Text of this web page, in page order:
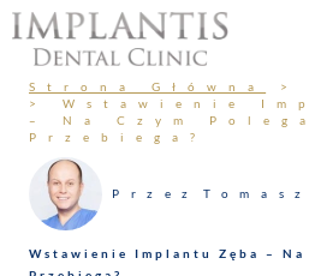
Przejdź
do
treści
Strona Główna >
>Wstawienie
– Na Czym
Przebiega?
Przez
Wstawienie Implantu Zęba – Na